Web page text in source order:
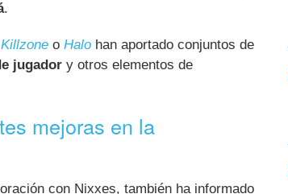
.
Killzone o Halo han aportado conjuntos de
jugador y otros elementos de
mejoras en la
con Nixxes, también ha informado